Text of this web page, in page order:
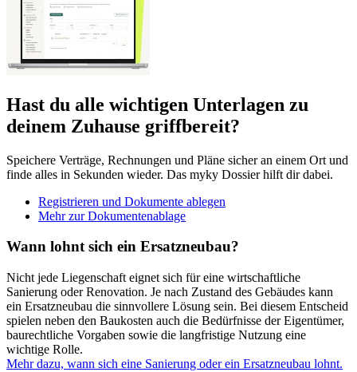
Hast du alle wichtigen Unterlagen zu
deinem Zuhause griffbereit?
Speichere Verträge, Rechnungen und Pläne sicher an einem Ort und
finde alles in Sekunden wieder. Das myky Dossier hilft dir dabei.
Registrieren und Dokumente ablegen
Mehr zur Dokumentenablage
Wann lohnt sich ein Ersatzneubau?
Nicht jede Liegenschaft eignet sich für eine wirtschaftliche
Sanierung oder Renovation. Je nach Zustand des Gebäudes kann
ein Ersatzneubau die sinnvollere Lösung sein. Bei diesem Entscheid
spielen neben den Baukosten auch die Bedürfnisse der Eigentümer,
baurechtliche Vorgaben sowie die langfristige Nutzung eine
wichtige Rolle.
Mehr dazu, wann sich eine Sanierung oder ein Ersatzneubau lohnt.